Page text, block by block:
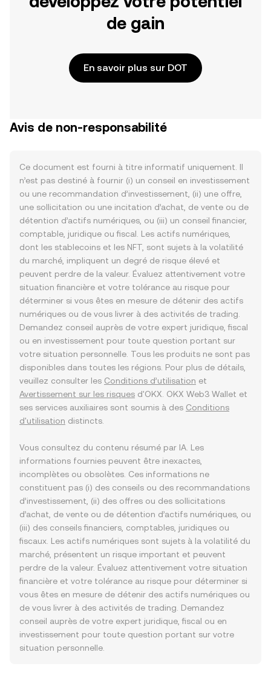
de gain
En savoir plus sur DOT
Avis de non-responsabilité
Ce document est fourni à titre informatif uniquement. Il
n’est pas destiné à fournir (i) un conseil en investissement
ou une recommandation d’investissement, (ii) une offre,
une sollicitation ou une incitation d’achat, de vente ou de
détention d’actifs numériques, ou (iii) un conseil financier,
comptable, juridique ou fiscal. Les actifs numériques,
dont les stablecoins et les NFT, sont sujets à la volatilité
du marché, impliquent un degré de risque élevé et
peuvent perdre de la valeur. Évaluez attentivement votre
situation financière et votre tolérance au risque pour
déterminer si vous êtes en mesure de détenir des actifs
numériques ou de vous livrer à des activités de trading.
Demandez conseil auprès de votre expert juridique, fiscal
ou en investissement pour toute question portant sur
votre situation personnelle. Tous les produits ne sont pas
disponibles dans toutes les régions. Pour plus de détails,
veuillez consulter les Conditions d’utilisation et
Avertissement sur les risques d'OKX. OKX Web3 Wallet et
ses services auxiliaires sont soumis à des Conditions
d'utilisation distincts.
Vous consultez du contenu résumé par IA. Les
informations fournies peuvent être inexactes,
incomplètes ou obsolètes. Ces informations ne
constituent pas (i) des conseils ou des recommandations
d’investissement, (ii) des offres ou des sollicitations
d’achat, de vente ou de détention d’actifs numériques, ou
(iii) des conseils financiers, comptables, juridiques ou
fiscaux. Les actifs numériques sont sujets à la volatilité du
marché, présentent un risque important et peuvent
perdre de la valeur. Évaluez attentivement votre situation
financière et votre tolérance au risque pour déterminer si
vous êtes en mesure de détenir des actifs numériques ou
de vous livrer à des activités de trading. Demandez
conseil auprès de votre expert juridique, fiscal ou en
investissement pour toute question portant sur votre
situation personnelle.